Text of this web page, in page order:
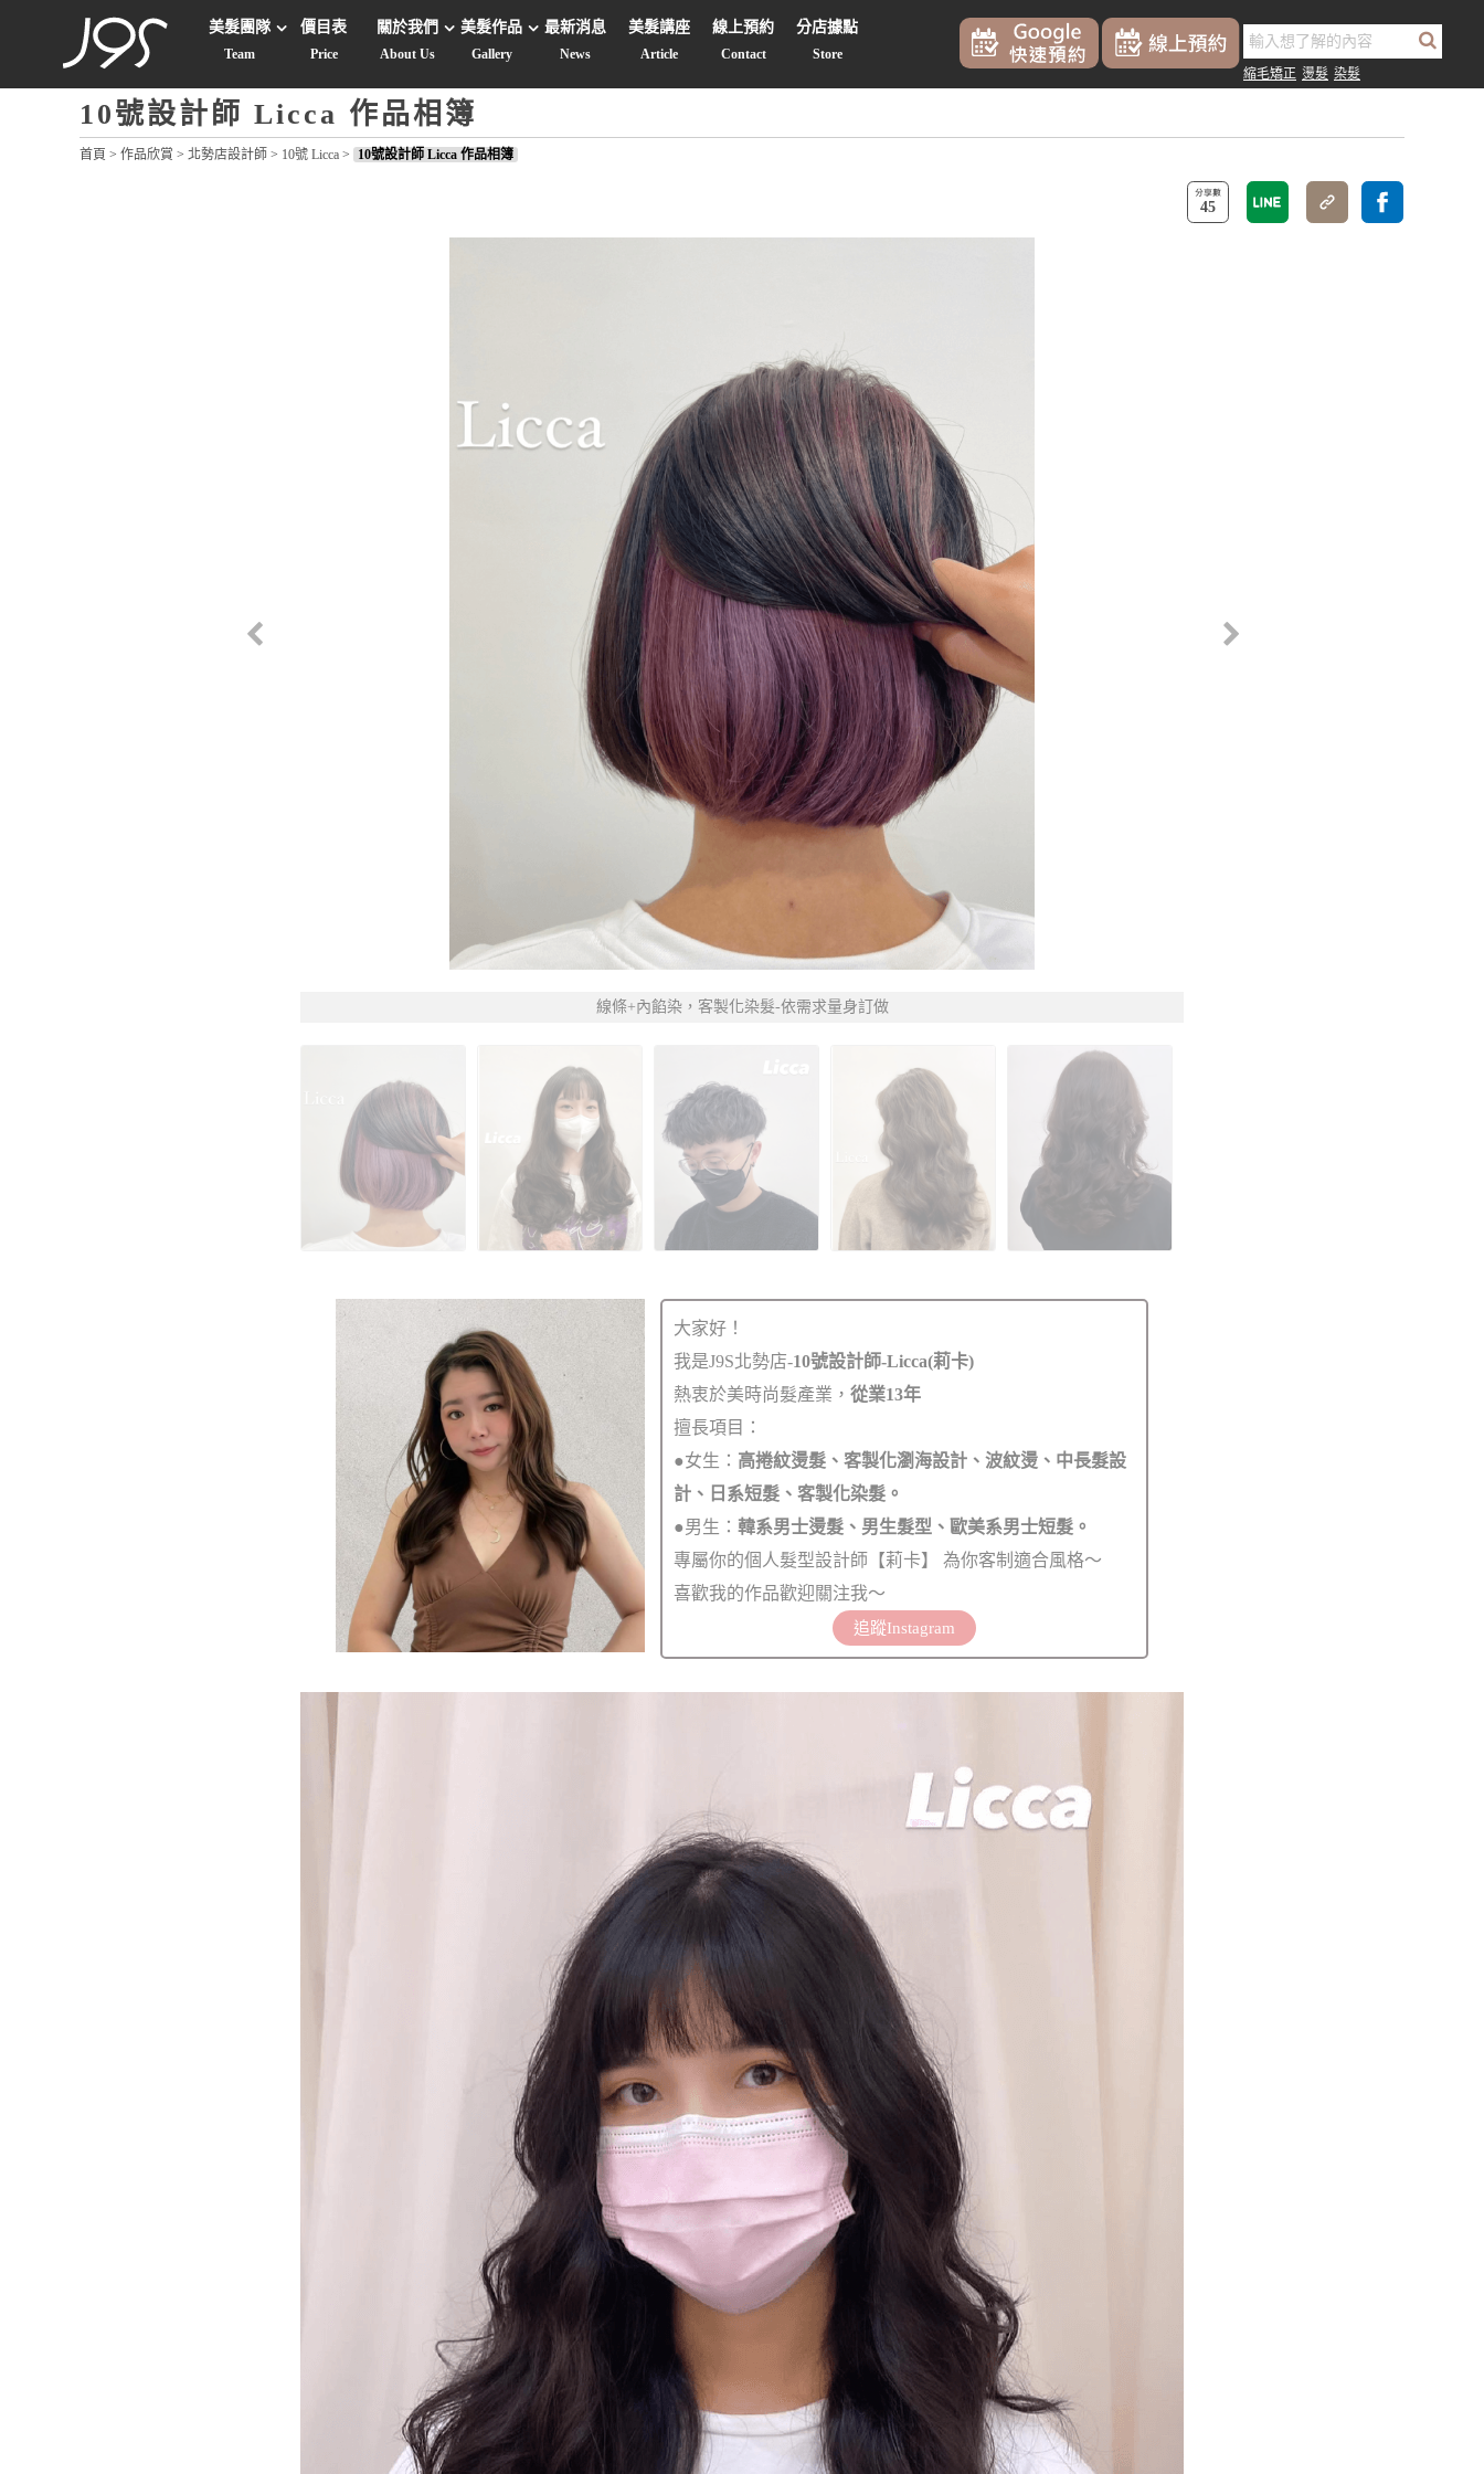
美髮團隊
Team
價目表
Price
關於我們
About Us
美髮作品
Gallery
最新消息
News
美髮講座
Article
線上預約
Contact
分店據點
Store
縮毛矯正 燙髮 染髮
10號設計師 Licca 作品相簿
首頁 > 作品欣賞 > 北勢店設計師 > 10號 Licca > 10號設計師 Licca 作品相簿
45
線條+內餡染，客製化染髮-依需求量身訂做
大家好！
我是J9S北勢店-10號設計師-Licca(莉卡)
熱衷於美時尚髮產業，從業13年
擅長項目：
●女生： 高捲紋燙髮、客製化瀏海設計、波紋燙、中長髮設
計、日系短髮、客製化染髮。
●男生：韓系男士燙髮、男生髮型、歐美系男士短髮。
專屬你的個人髮型設計師【莉卡】 為你客制適合風格～
喜歡我的作品歡迎關注我～
追蹤Instagram